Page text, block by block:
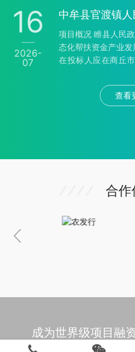
最高限价：54000…
间）前递交响应文
人民政府2026年虞
村标准厂房建设项
预算金额：
16
2026-
07
项目概况 睢县人民
态化帮扶资金产业
在投标人应在商丘
前递交响应文件。
睢县财采磋-2026-
查看
合作
成为世界级项目融